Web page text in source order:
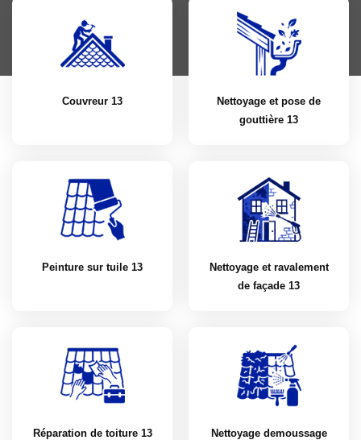
Couvreur 13
Nettoyage et pose de
gouttière 13
Peinture sur tuile 13
Nettoyage et ravalement
de façade 13
Réparation de toiture 13
Nettoyage demoussage